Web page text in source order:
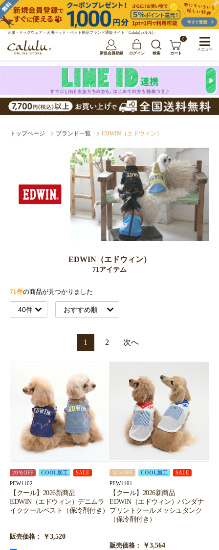
犬服・ドッグウェア・犬用ベッド・ペット用品ブランド通販サイト「Calulu(カルル)」
新規会員登録 ログイン 検索
0
カート
トップページ ブランド一覧 EDWIN（エドウィン）
EDWIN（エドウィン）
71アイテム
71件の商品が見つかりました
1 2 次へ
20％OFF COOL加工 SALE
PEW1102
【クール】2026新商品
EDWIN（エドウィン）デニムラ
イククールベスト（保冷剤付き）
販売価格： ￥3,520
10％OFF COOL加工 SALE
PEW1101
【クール】2026新商品
EDWIN（エドウィン）バンダナ
プリントクールメッシュタンク
（保冷剤付き）
販売価格： ￥3,564
メニュー